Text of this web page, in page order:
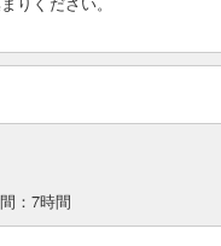
：7時間